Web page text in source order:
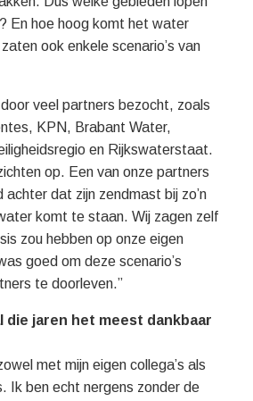
En hoe hoog komt het water
ook enkele scenario’s van
veel partners bezocht, zoals
KPN, Brabant Water,
en Rijkswaterstaat.
op. Een van onze partners
achter dat zijn zendmast bij zo’n
komt te staan. Wij zagen zelf
zou hebben op onze eigen
goed om deze scenario’s
te doorleven.”
die jaren het meest dankbaar
met mijn eigen collega’s als
Ik ben echt nergens zonder de